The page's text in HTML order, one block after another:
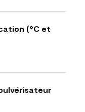
(°C et